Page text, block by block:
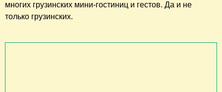
многих грузинских мини-гостиниц и гестов. Да и не
только грузинских.